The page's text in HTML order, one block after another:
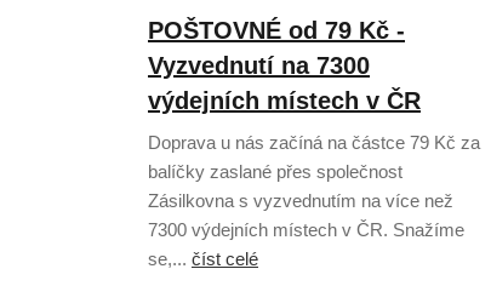
POŠTOVNÉ od 79 Kč -
Vyzvednutí na 7300
výdejních místech v ČR
Doprava u nás začíná na částce 79 Kč za
balíčky zaslané přes společnost
Zásilkovna s vyzvednutím na více než
7300 výdejních místech v ČR. Snažíme
se,... číst celé